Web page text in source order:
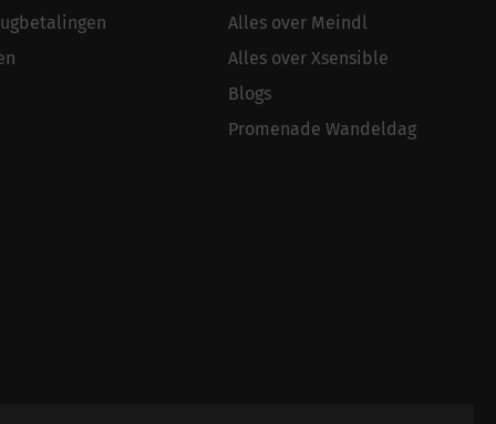
Alles over Meindl
Alles over Xsensible
Blogs
Promenade Wandeldag